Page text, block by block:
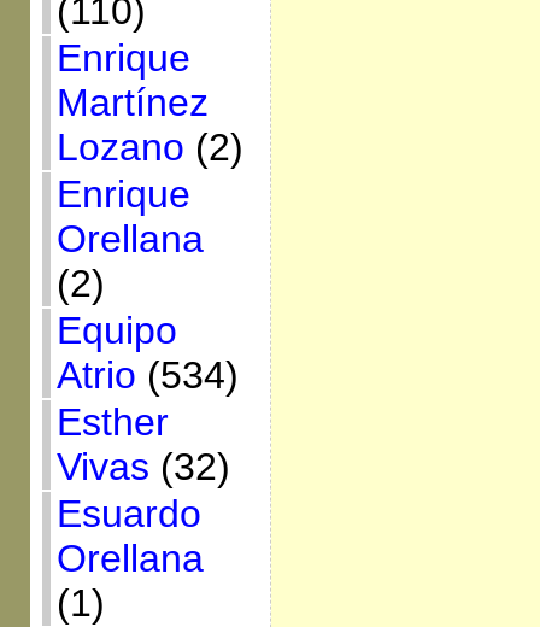
(110)
Enrique
Martínez
Lozano (2)
Enrique
Orellana
(2)
Equipo
Atrio (534)
Esther
Vivas (32)
Esuardo
Orellana
(1)